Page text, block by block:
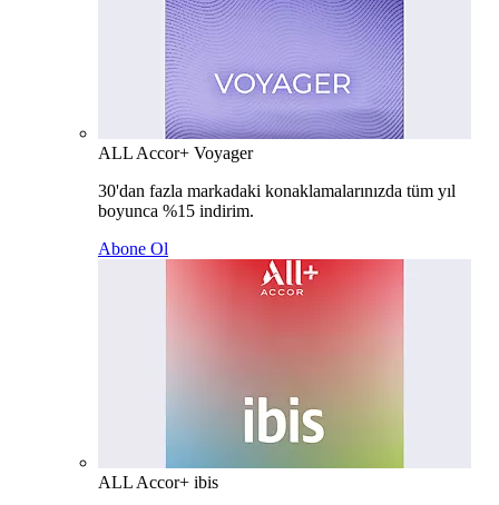
ALL Accor+ Voyager
30'dan fazla markadaki konaklamalarınızda tüm yıl
boyunca %15 indirim.
Abone Ol
ALL Accor+ ibis